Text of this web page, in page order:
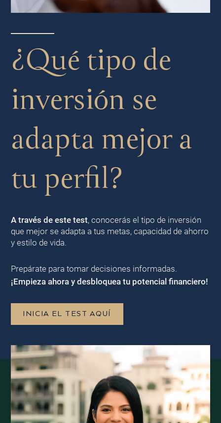
¿Qué tipo de
inversión se
adapta mejor a
tu perfil?
A través de este test, conocerás el tipo de inversión
que mejor se adapta a tus metas, capacidad de ahorro
y estilo de vida.
Prepárate para tomar decisiones informadas.
¡Empieza ahora y desbloquea tu potencial financiero!
INICIA EL TEST AQUÍ